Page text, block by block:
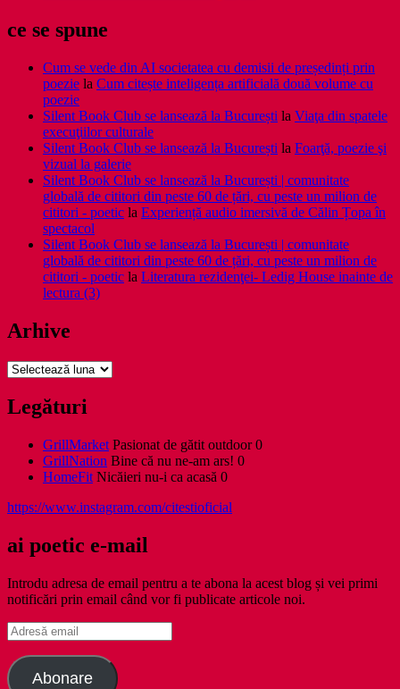
ce se spune
Cum se vede din AI societatea cu demisii de președinți prin
poezie la Cum citește inteligența artificială două volume cu
poezie
Silent Book Club se lansează la București la Viaţa din spatele
execuţiilor culturale
Silent Book Club se lansează la București la Foarţă, poezie şi
vizual la galerie
Silent Book Club se lansează la București | comunitate
globală de cititori din peste 60 de țări, cu peste un milion de
cititori - poetic la Experiență audio imersivă de Călin Țopa în
spectacol
Silent Book Club se lansează la București | comunitate
globală de cititori din peste 60 de țări, cu peste un milion de
cititori - poetic la Literatura rezidenţei- Ledig House inainte de
lectura (3)
Arhive
Arhive
Legături
GrillMarket Pasionat de gătit outdoor 0
GrillNation Bine că nu ne-am ars! 0
HomeFit Nicăieri nu-i ca acasă 0
https://www.instagram.com/citestioficial
ai poetic e-mail
Introdu adresa de email pentru a te abona la acest blog și vei primi
notificări prin email când vor fi publicate articole noi.
Adresă
email
Abonare